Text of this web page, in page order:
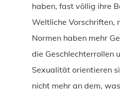
haben, fast völlig ihre
Weltliche Vorschriften,
Normen haben mehr
die Geschlechterrollen
Sexualität orientieren
nicht mehr an dem,